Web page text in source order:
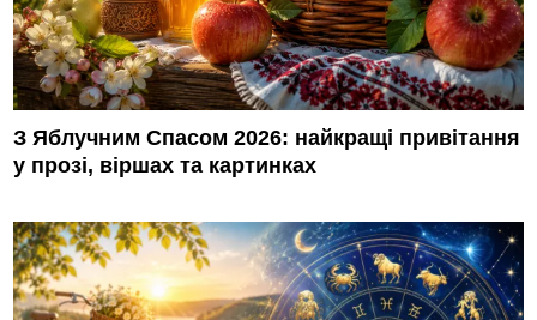
З Яблучним Спасом 2026: найкращі привітання
у прозі, віршах та картинках